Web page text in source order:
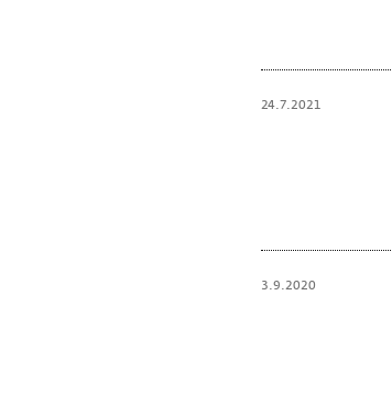
24.7.2021
3.9.2020